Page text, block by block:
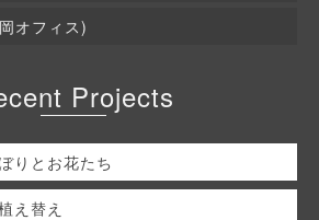
オフィス)
Projects
りとお花たち
え替え